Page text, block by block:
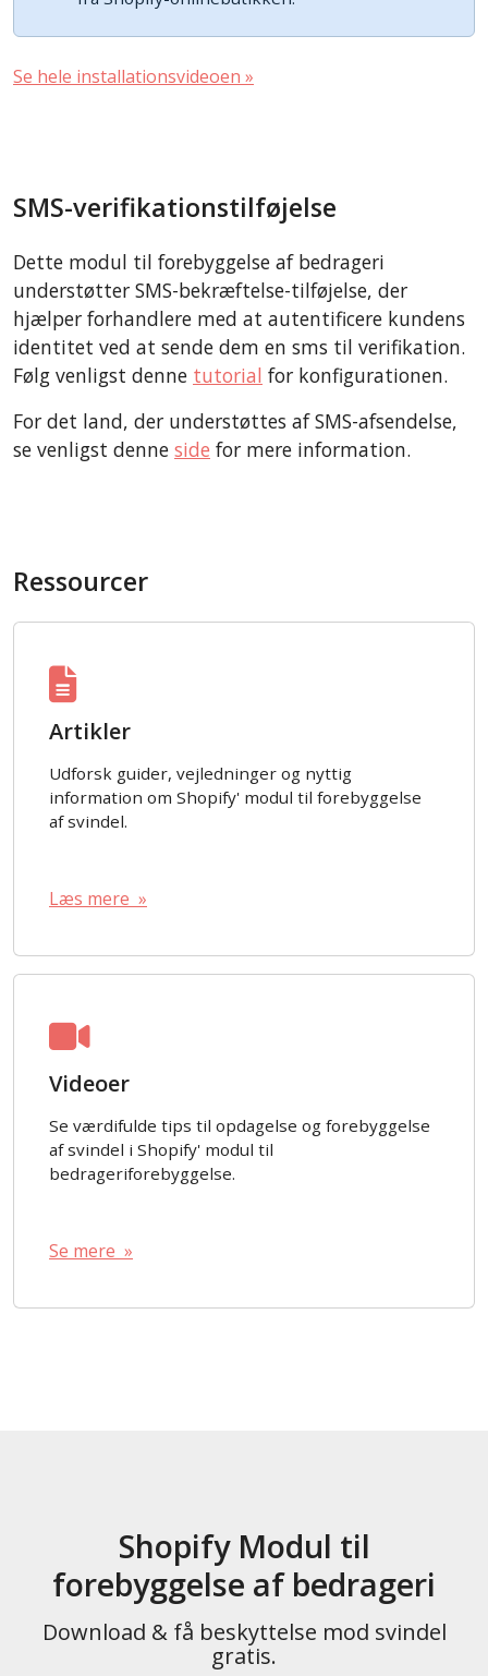
Se hele installationsvideoen »
SMS-verifikationstilføjelse
Dette modul til forebyggelse af bedrageri
understøtter SMS-bekræftelse-tilføjelse, der
hjælper forhandlere med at autentificere kundens
identitet ved at sende dem en sms til verifikation.
Følg venligst denne tutorial for konfigurationen.
For det land, der understøttes af SMS-afsendelse,
se venligst denne side for mere information.
Ressourcer
Artikler
Udforsk guider, vejledninger og nyttig
information om Shopify' modul til forebyggelse
af svindel.
Læs mere »
Videoer
Se værdifulde tips til opdagelse og forebyggelse
af svindel i Shopify' modul til
bedrageriforebyggelse.
Se mere »
Shopify Modul til
forebyggelse af bedrageri
Download & få beskyttelse mod svindel
gratis.